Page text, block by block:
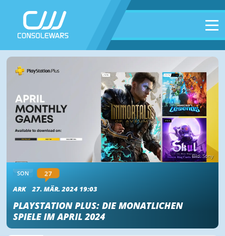
Bild: Sony
SON 27
ARK 27. MÄR. 2024 19:03
PLAYSTATION PLUS: DIE MONATLICHEN
SPIELE IM APRIL 2024